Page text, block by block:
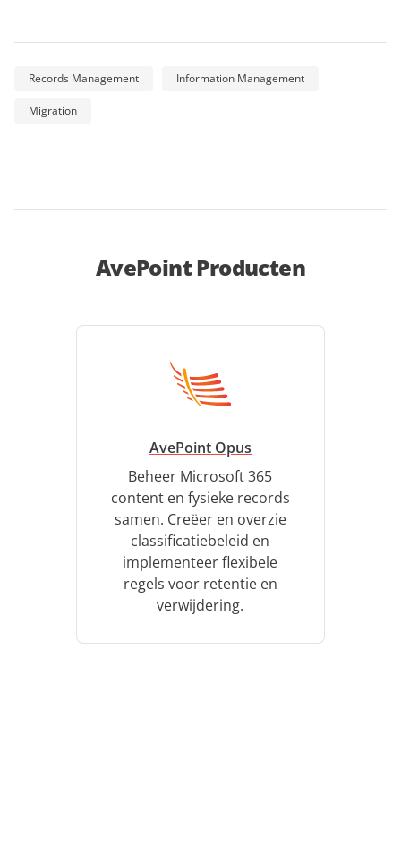
Records Management Information Management
Migration
AvePoint Producten
AvePoint Opus
Beheer Microsoft 365
content en fysieke records
samen. Creëer en overzie
classificatiebeleid en
implementeer flexibele
regels voor retentie en
verwijdering.